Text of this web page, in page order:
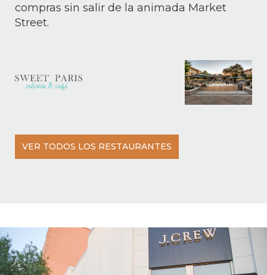
compras sin salir de la animada Market
Street.
VER TODOS LOS RESTAURANTES